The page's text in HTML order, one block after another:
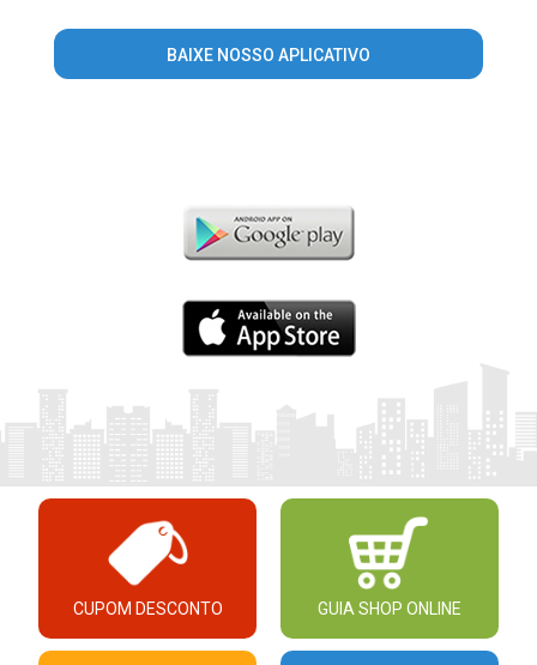
BAIXE NOSSO APLICATIVO
CUPOM DESCONTO GUIA SHOP ONLINE